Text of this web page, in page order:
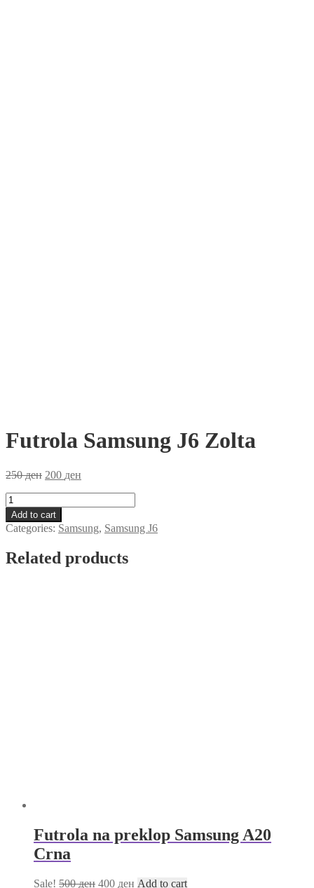
Futrola Samsung J6 Zolta
250ден 200 ден
Futrola
Samsung
J6
Zolta
Add to cart
Categories: Samsung, Samsung J6
Related products
Futrola na preklop Samsung A20
Crna
Sale! 500ден 400 ден Add to cart